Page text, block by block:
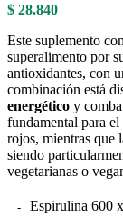
$ 28.840
Este suplemento
superalimento por
antioxidantes, con
combinación está
energético y
fundamental para el
rojos, mientras que
siendo
vegetarianas o
Espirulina 600